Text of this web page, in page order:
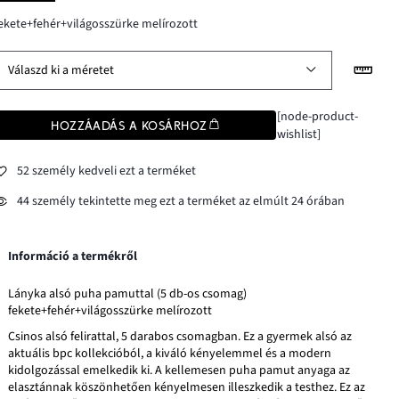
melírozott
Válaszd ki a méretet
HOZZÁADÁS A KOSÁRHOZ
[node-product-
wishlist]
52 személy kedveli ezt a terméket
44 személy tekintette meg ezt a terméket az elmúlt 24 órában
Információ a termékről
Lányka alsó puha pamuttal (5 db-os csomag)
fekete+fehér+világosszürke melírozott
Csinos alsó felirattal, 5 darabos csomagban. Ez a gyermek alsó az
aktuális bpc kollekcióból, a kiváló kényelemmel és a modern
kidolgozással emelkedik ki. A kellemesen puha pamut anyaga az
elasztánnak köszönhetően kényelmesen illeszkedik a testhez. Ez az